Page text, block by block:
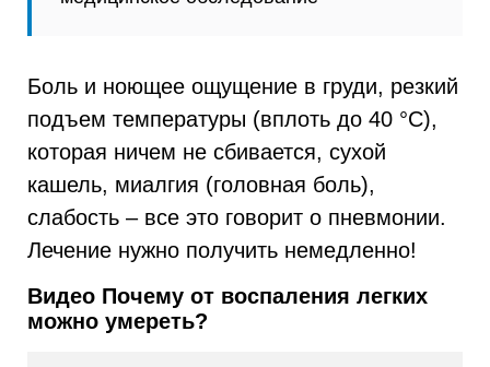
Боль и ноющее ощущение в груди, резкий
подъем температуры (вплоть до 40 °С),
которая ничем не сбивается, сухой
кашель, миалгия (головная боль),
слабость – все это говорит о пневмонии.
Лечение нужно получить немедленно!
Видео Почему от воспаления легких
можно умереть?